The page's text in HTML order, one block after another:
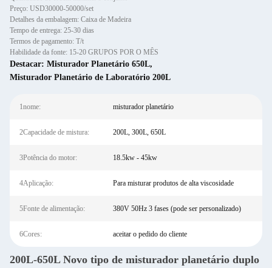
Preço: USD30000-50000/set
Detalhes da embalagem: Caixa de Madeira
Tempo de entrega: 25-30 dias
Termos de pagamento: T/t
Habilidade da fonte: 15-20 GRUPOS POR O MÊS
Destacar: Misturador Planetário 650L,
Misturador Planetário de Laboratório 200L
1nome: misturador planetário
2Capacidade de mistura: 200L, 300L, 650L
3Potência do motor: 18.5kw - 45kw
4Aplicação: Para misturar produtos de alta viscosidade
5Fonte de alimentação: 380V 50Hz 3 fases (pode ser personalizado)
6Cores: aceitar o pedido do cliente
200L-650L Novo tipo de misturador planetário duplo